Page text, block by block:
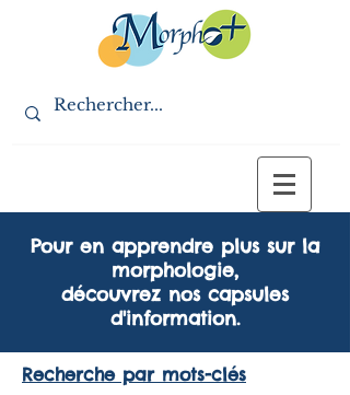
Pour en apprendre plus sur la
morphologie,
découvrez nos capsules
d'information.
Recherche par mots-clés